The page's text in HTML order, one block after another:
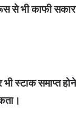
से भी काफी
स्टाक समाप्त